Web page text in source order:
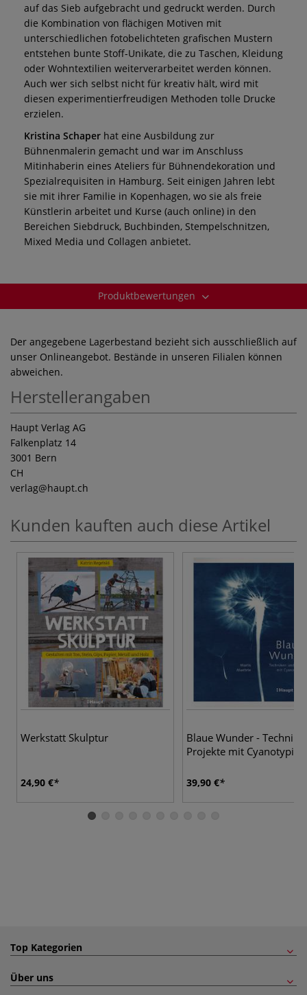
auf das Sieb aufgebracht und gedruckt werden. Durch
die Kombination von flächigen Motiven mit
unterschiedlichen fotobelichteten grafischen Mustern
entstehen bunte Stoff-Unikate, die zu Taschen, Kleidung
oder Wohntextilien weiterverarbeitet werden können.
Auch wer sich selbst nicht für kreativ hält, wird mit
diesen experimentierfreudigen Methoden tolle Drucke
erzielen.
Kristina Schaper hat eine Ausbildung zur
Bühnenmalerin gemacht und war im Anschluss
Mitinhaberin eines Ateliers für Bühnendekoration und
Spezialrequisiten in Hamburg. Seit einigen Jahren lebt
sie mit ihrer Familie in Kopenhagen, wo sie als freie
Künstlerin arbeitet und Kurse (auch online) in den
Bereichen Siebdruck, Buchbinden, Stempelschnitzen,
Mixed Media und Collagen anbietet.
Produktbewertungen
Der angegebene Lagerbestand bezieht sich ausschließlich auf
unser Onlineangebot. Bestände in unseren Filialen können
abweichen.
Herstellerangaben
Haupt Verlag AG
Falkenplatz 14
3001 Bern
CH
verlag@haupt.ch
Kunden kauften auch diese Artikel
Werkstatt Skulptur
24,90 €
Blaue Wunder -
Projekte mit Cyanotypie
39,90 €
Top Kategorien
Über uns